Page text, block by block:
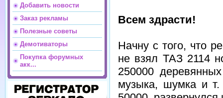
Добавить новости
Заказ рекламы
Полезные советы
Демотиваторы
Покупка форумных
акк...
Всем здрасти!
Начну с того, что
не взял ТАЗ 2114
250000
музыка, шумка и